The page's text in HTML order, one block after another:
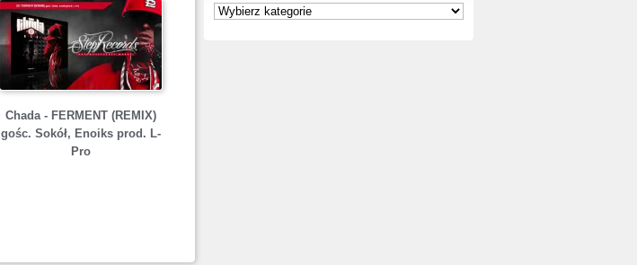
Chada - FERMENT (REMIX)
gośc. Sokół, Enoiks prod. L-
Pro
Prod. Chubeats, Scratch:…